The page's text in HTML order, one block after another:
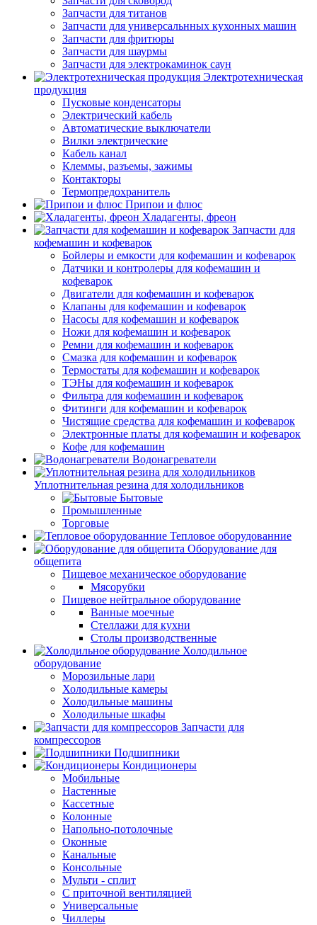
Запчасти для титанов
Запчасти для универсальнных кухонных машин
Запчасти для фритюры
Запчасти для шаурмы
Запчасти для электрокаминок саун
Электротехническая
продукция
Пусковые конденсаторы
Электрический кабель
Автоматические выключатели
Вилки электрические
Кабель канал
Клеммы, разъемы, зажимы
Контакторы
Термопредохранитель
Припои и флюс
Хладагенты, фреон
Запчасти для
кофемашин и кофеварок
Бойлеры и емкости для кофемашин и кофеварок
Датчики и контролеры для кофемашин и
кофеварок
Двигатели для кофемашин и кофеварок
Клапаны для кофемашин и кофеварок
Насосы для кофемашин и кофеварок
Ножи для кофемашин и кофеварок
Ремни для кофемашин и кофеварок
Смазка для кофемашин и кофеварок
Термостаты для кофемашин и кофеварок
ТЭНы для кофемашин и кофеварок
Фильтра для кофемашин и кофеварок
Фитинги для кофемашин и кофеварок
Чистящие средства для кофемашин и кофеварок
Электронные платы для кофемашин и кофеварок
Кофе для кофемашин
Водонагреватели
Уплотнительная резина для холодильников
Бытовые
Промышленные
Торговые
Тепловое оборудованние
Оборудование для
общепита
Пищевое механическое оборудование
Мясорубки
Пищевое нейтральное оборудование
Ванные моечные
Стеллажи для кухни
Столы производственные
Холодильное
оборудование
Морозильные лари
Холодильные камеры
Холодильные машины
Холодильные шкафы
Запчасти для
компрессоров
Подшипники
Кондиционеры
Мобильные
Настенные
Кассетные
Колонные
Напольно-потолочные
Оконные
Канальные
Консольные
Мульти - сплит
С приточной вентиляцией
Универсальные
Чиллеры